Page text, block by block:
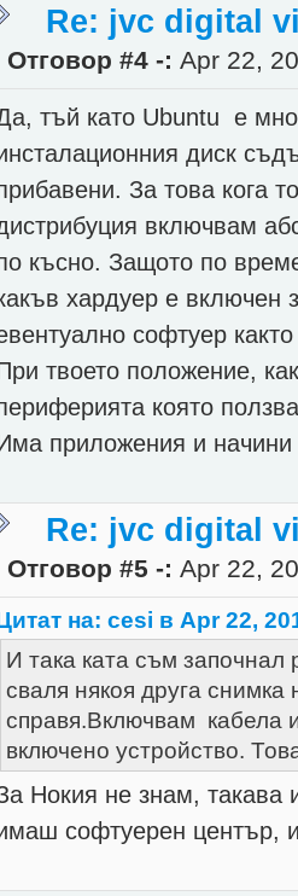
Re: jvc digital
Отговор #4 -: Apr 22,
тъй като Ubuntu е
диск
За това кога
включвам
късно. Защото по
хардуер е включен
софтуер
твоето положение,
която
приложения и
Re: jvc digital
Отговор #5 -: Apr 22,
на: cesi в Apr 22,
И така ката съм
сваля някоя друга
справя.Включвам кабела
включено устройство.
Нокия не знам,
софтуерен център,